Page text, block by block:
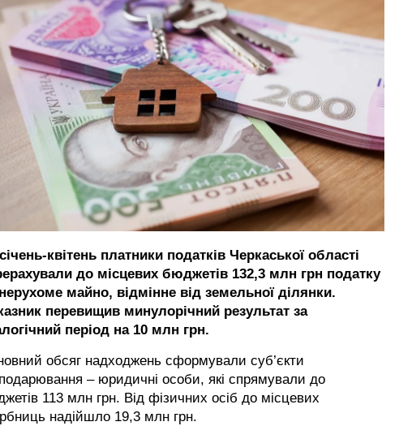
квітень платники податків Черкаської області
до місцевих бюджетів 132,3 млн грн податку
майно, відмінне від земельної ділянки.
перевищив минулорічний результат за
період на 10 млн грн.
обсяг надходжень сформували суб’єкти
– юридичні особи, які спрямували до
113 млн грн. Від фізичних осіб до місцевих
надійшло 19,3 млн грн.